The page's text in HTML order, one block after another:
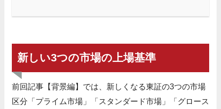
新しい3つの市場の上場基準
前回記事【背景編】では、新しくなる東証の3つの市場
区分「プライム市場」「スタンダード市場」「グロース